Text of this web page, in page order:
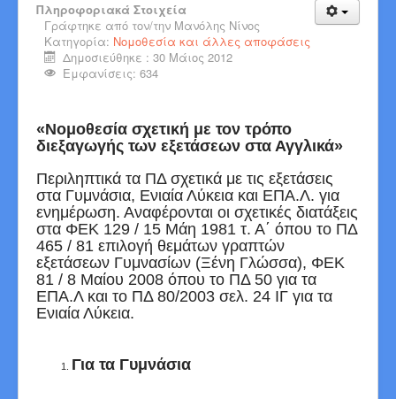
Πληροφοριακά Στοιχεία
Γράφτηκε από τον/την Μανόλης Νίνος
Κατηγορία: Νομοθεσία και άλλες αποφάσεις
Δημοσιεύθηκε : 30 Μάιος 2012
Εμφανίσεις: 634
«Νομοθεσία σχετική με τον τρόπο
διεξαγωγής των εξετάσεων στα Αγγλικά»
Περιληπτικά τα ΠΔ σχετικά με τις εξετάσεις
στα Γυμνάσια, Ενιαία Λύκεια και ΕΠΑ.Λ. για
ενημέρωση. Αναφέρονται οι σχετικές διατάξεις
στα ΦΕΚ 129 / 15 Μάη 1981 τ. Α΄ όπου το ΠΔ
465 / 81 επιλογή θεμάτων γραπτών
εξετάσεων Γυμνασίων (Ξένη Γλώσσα), ΦΕΚ
81 / 8 Mαίου 2008 όπου το ΠΔ 50 για τα
ΕΠΑ.Λ και το ΠΔ 80/2003 σελ. 24 ΙΓ για τα
Ενιαία Λύκεια.
Για τα Γυμνάσια